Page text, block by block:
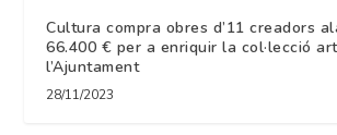
Cultura compra obres d’11 creadors
66.400 € per a enriquir la col·lecció
l’Ajuntament
28/11/2023